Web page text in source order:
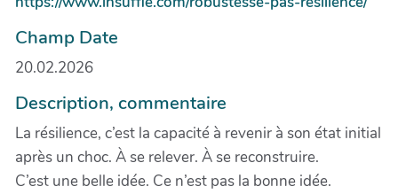
Champ Date
20.02.2026
Description, commentaire
La résilience, c’est la capacité à revenir à son état initial
après un choc. À se relever. À se reconstruire.
C’est une belle idée. Ce n’est pas la bonne idée.